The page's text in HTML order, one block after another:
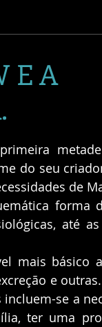
E A
do seu
de
forma
até
mais básico
e
se a
ter uma